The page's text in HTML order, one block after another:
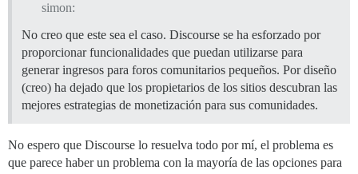
simon:
No creo que este sea el caso. Discourse se ha esforzado por
proporcionar funcionalidades que puedan utilizarse para
generar ingresos para foros comunitarios pequeños. Por diseño
(creo) ha dejado que los propietarios de los sitios descubran las
mejores estrategias de monetización para sus comunidades.
No espero que Discourse lo resuelva todo por mí, el problema es
que parece haber un problema con la mayoría de las opciones para